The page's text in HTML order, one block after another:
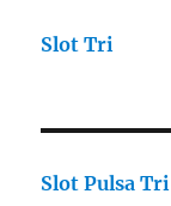
Slot Tri
Slot Pulsa Tri